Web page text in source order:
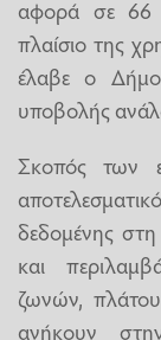
αφορά σε 66
πλαίσιο της
έλαβε ο
υποβολής
Σκοπός των
δεδομένης στη
και
ζωνών,
ανήκουν